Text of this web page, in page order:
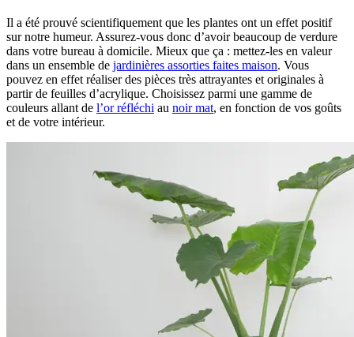
Il a été prouvé scientifiquement que les plantes ont un effet positif
sur notre humeur. Assurez-vous donc d’avoir beaucoup de verdure
dans votre bureau à domicile. Mieux que ça : mettez-les en valeur
dans un ensemble de jardinières assorties faites maison. Vous
pouvez en effet réaliser des pièces très attrayantes et originales à
partir de feuilles d’acrylique. Choisissez parmi une gamme de
couleurs allant de l’or réfléchi au noir mat, en fonction de vos goûts
et de votre intérieur.